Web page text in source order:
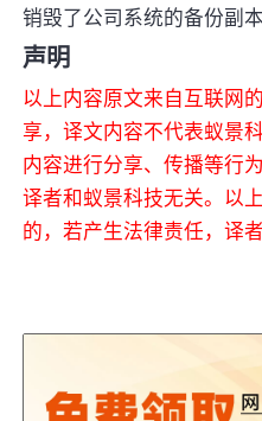
销毁了公司系统的备份副本
声明
以上内容原文来自互联网
享，译文内容不代表蚁景
内容进行分享、传播等行
译者和蚁景科技无关。以
的，若产生法律责任，译